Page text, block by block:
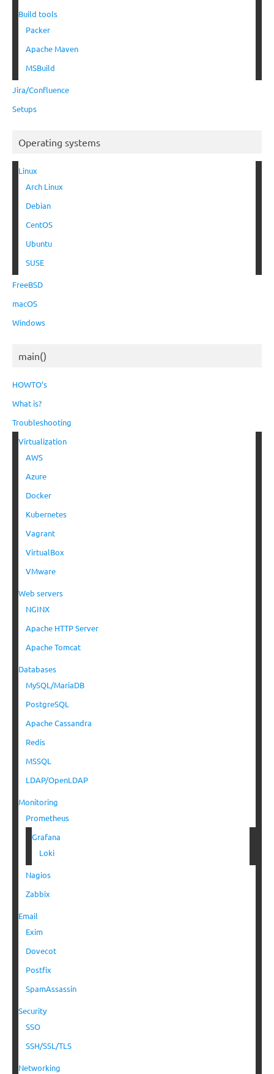
Build tools
Packer
Apache Maven
MSBuild
Jira/Confluence
Setups
Operating systems
Linux
Arch Linux
Debian
CentOS
Ubuntu
SUSE
FreeBSD
macOS
Windows
main()
HOWTO’s
What is?
Troubleshooting
Virtualization
AWS
Azure
Docker
Kubernetes
Vagrant
VirtualBox
VMware
Web servers
NGINX
Apache HTTP Server
Apache Tomcat
Databases
MySQL/MariaDB
PostgreSQL
Apache Cassandra
Redis
MSSQL
LDAP/OpenLDAP
Monitoring
Prometheus
Grafana
Loki
Nagios
Zabbix
Email
Exim
Dovecot
Postfix
SpamAssassin
Security
SSO
SSH/SSL/TLS
Networking